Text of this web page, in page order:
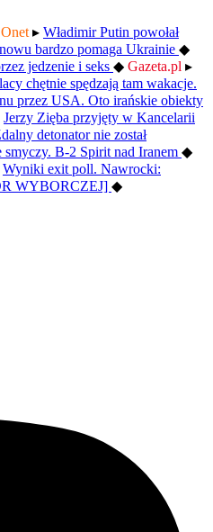
Onet ▸ Władimir Putin powołał
bardzo pomaga Ukrainie ◆
jedzenie i seks ◆ Gazeta.pl ▸
chętnie spędzają tam wakacje.
przez USA. Oto irańskie obiekty
Jerzy Zięba przyjęty w Kancelarii
detonator nie został
smyczy. B-2 Spirit nad Iranem ◆
Wyniki exit poll. Nawrocki:
WYBORCZEJ] ◆